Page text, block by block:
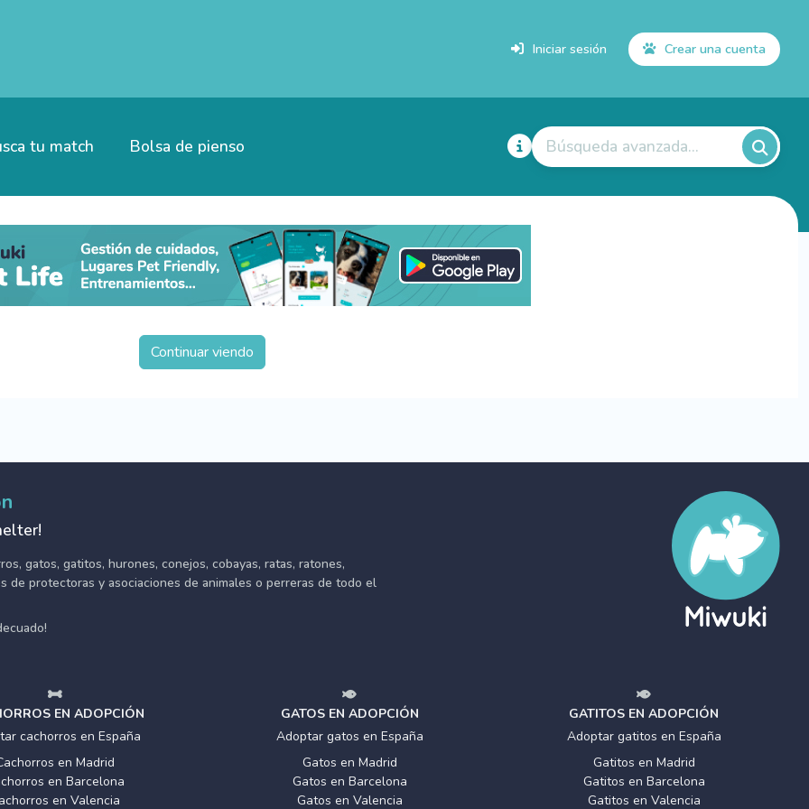
Iniciar sesión Crear una cuenta
tu match Bolsa de pienso Búsqueda avanzada...
Continuar viendo
gatos, gatitos, hurones, conejos, cobayas, ratas, ratones,
de protectoras y asociaciones de animales o perreras de todo el
EN ADOPCIÓN
cachorros en España
en Madrid
en Barcelona
en Valencia
GATOS EN ADOPCIÓN
Adoptar gatos en España
Gatos en Madrid
Gatos en Barcelona
Gatos en Valencia
GATITOS EN ADOPCIÓN
Adoptar gatitos en España
Gatitos en Madrid
Gatitos en Barcelona
Gatitos en Valencia